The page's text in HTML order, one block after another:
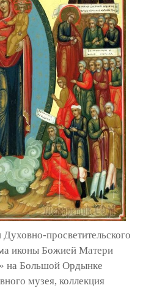
просветительского
иконы Божией Матери
на Большой Ордынке
музея, коллекция